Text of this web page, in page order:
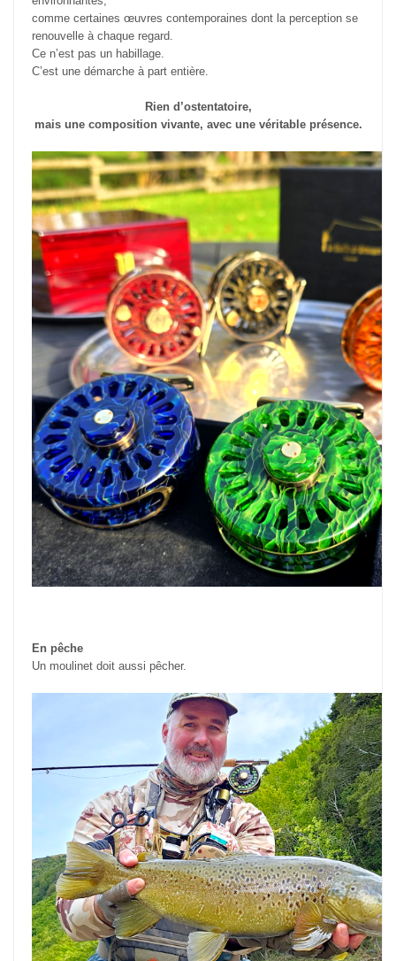
comme certaines œuvres contemporaines dont la perception se
renouvelle à chaque regard.
Ce n’est pas un habillage.
C’est une démarche à part entière.
Rien d’ostentatoire,
mais une composition vivante, avec une véritable présence.
En pêche
Un moulinet doit aussi pêcher.